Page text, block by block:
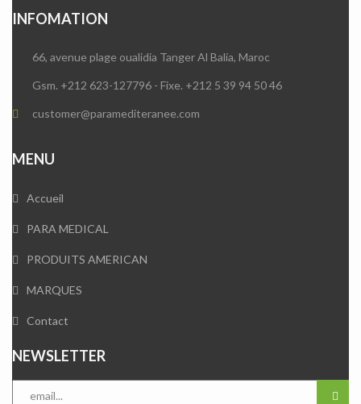
INFOMATION
66, avenue plage oualidia Tanger Al Balia, Maroc
Gsm. +212 623-127796 - Fixe. +212 5 39 94 50 46
customer@paramediteranee.com
MENU
Accueil
PARA MEDICAL
PRODUITS AMERICAN
MARQUES
Contact
NEWSLETTER